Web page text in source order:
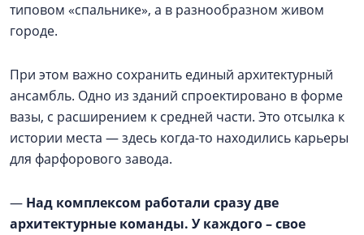
типовом «спальнике», а в разнообразном живом
городе.
При этом важно сохранить единый архитектурный
ансамбль. Одно из зданий спроектировано в форме
вазы, с расширением к средней части. Это отсылка к
истории места — здесь когда-то находились карьеры
для фарфорового завода.
— Над комплексом работали сразу две
архитектурные команды. У каждого – свое